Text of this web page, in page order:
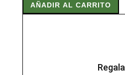
CONSERVA
AÑADIR AL CARRITO